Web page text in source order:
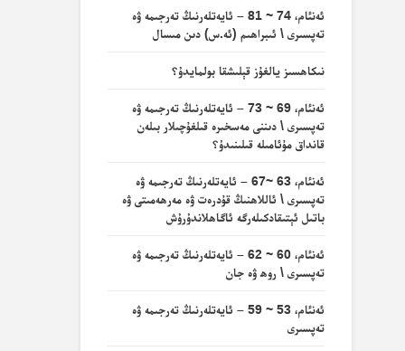
ئەنئام، 74 ~ 81 – ئايەتلەرنىڭ تەرجىمە ۋە
تەپسىرى \ ئىبراھىم (ئە.س) دىن مىسال
نىكاھسىز يالغۇز قېلىشقا بولمايدۇ؟
ئەنئام، 69 ~ 73 – ئايەتلەرنىڭ تەرجىمە ۋە
تەپسىرى \ دىننى مەسخىرە قىلغۇچىلار بىلەن
قانداق مۇئامىلە قىلىنىدۇ؟
ئەنئام، 63 ~67 – ئايەتلەرنىڭ تەرجىمە ۋە
تەپسىرى \ ئاللاھنىڭ قۇدرەت ۋە مەرھەمىتى ۋە
باتىل ئېتىقادكىلەرگە ئاگاھلاندۇرۇش
ئەنئام، 60 ~ 62 – ئايەتلەرنىڭ تەرجىمە ۋە
تەپسىرى \ روھ ۋە جان
ئەنئام، 53 ~ 59 – ئايەتلەرنىڭ تەرجىمە ۋە
تەپسىرى